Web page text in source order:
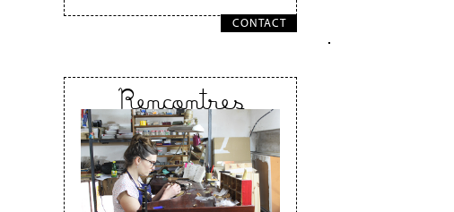
CONTACT
Rencontres